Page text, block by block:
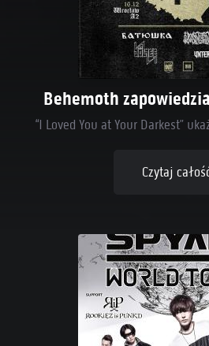
Behemoth
“I Loved You at Your Darkest”
Czytaj